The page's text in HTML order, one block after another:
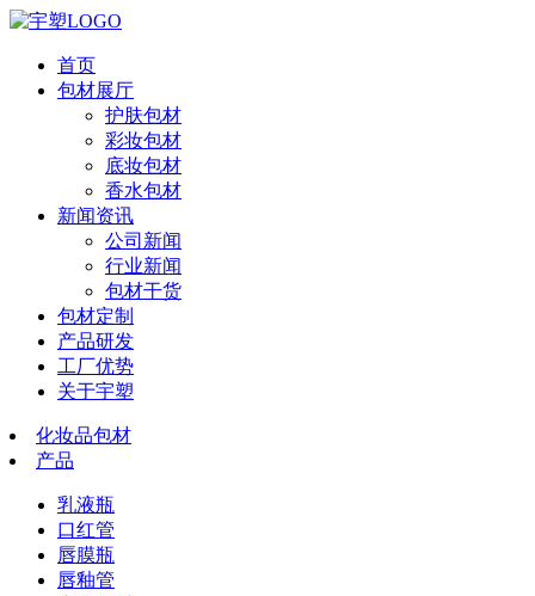
首页
包材展厅
护肤包材
彩妆包材
底妆包材
香水包材
新闻资讯
公司新闻
行业新闻
包材干货
包材定制
产品研发
工厂优势
关于宇塑
化妆品包材
产品
乳液瓶
口红管
唇膜瓶
唇釉管